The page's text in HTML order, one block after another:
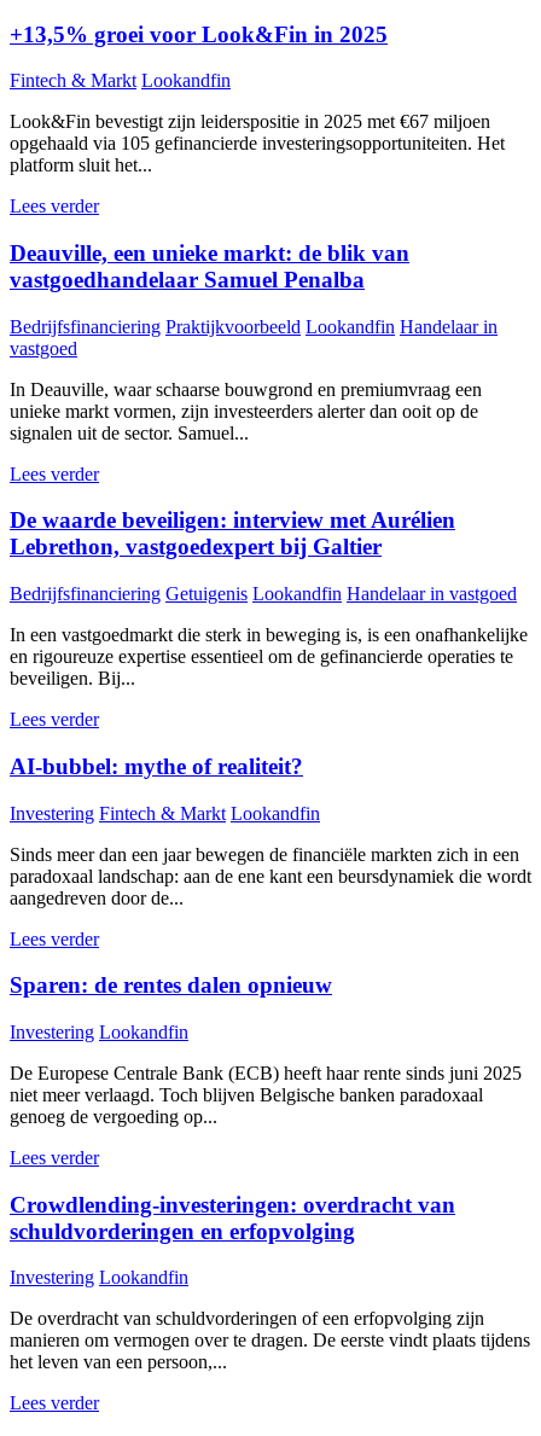
+13,5% groei voor Look&Fin in 2025
Fintech & Markt Lookandfin
Look&Fin bevestigt zijn leiderspositie in 2025 met €67 miljoen
opgehaald via 105 gefinancierde investeringsopportuniteiten. Het
platform sluit het...
Lees verder
Deauville, een unieke markt: de blik van
vastgoedhandelaar Samuel Penalba
Bedrijfsfinanciering Praktijkvoorbeeld Lookandfin Handelaar in
vastgoed
In Deauville, waar schaarse bouwgrond en premiumvraag een
unieke markt vormen, zijn investeerders alerter dan ooit op de
signalen uit de sector. Samuel...
Lees verder
De waarde beveiligen: interview met Aurélien
Lebrethon, vastgoedexpert bij Galtier
Bedrijfsfinanciering Getuigenis Lookandfin Handelaar in vastgoed
In een vastgoedmarkt die sterk in beweging is, is een onafhankelijke
en rigoureuze expertise essentieel om de gefinancierde operaties te
beveiligen. Bij...
Lees verder
AI-bubbel: mythe of realiteit?
Investering Fintech & Markt Lookandfin
Sinds meer dan een jaar bewegen de financiële markten zich in een
paradoxaal landschap: aan de ene kant een beursdynamiek die wordt
aangedreven door de...
Lees verder
Sparen: de rentes dalen opnieuw
Investering Lookandfin
De Europese Centrale Bank (ECB) heeft haar rente sinds juni 2025
niet meer verlaagd. Toch blijven Belgische banken paradoxaal
genoeg de vergoeding op...
Lees verder
Crowdlending-investeringen: overdracht van
schuldvorderingen en erfopvolging
Investering Lookandfin
De overdracht van schuldvorderingen of een erfopvolging zijn
manieren om vermogen over te dragen. De eerste vindt plaats tijdens
het leven van een persoon,...
Lees verder